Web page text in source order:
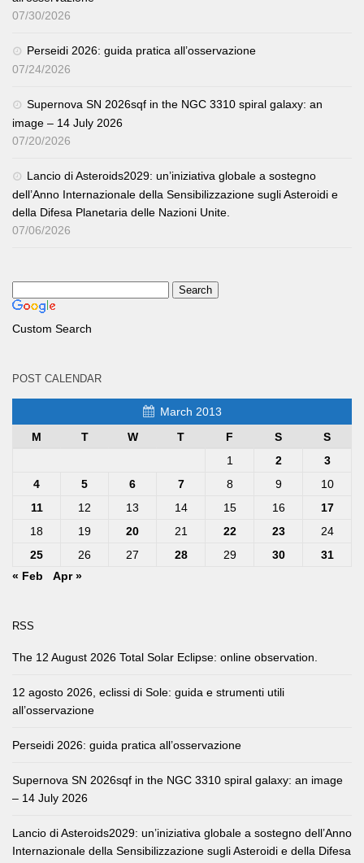
07/30/2026
Perseidi 2026: guida pratica all’osservazione
07/24/2026
Supernova SN 2026sqf in the NGC 3310 spiral galaxy: an
image – 14 July 2026
07/20/2026
Lancio di Asteroids2029: un’iniziativa globale a sostegno
dell’Anno Internazionale della Sensibilizzazione sugli Asteroidi e
della Difesa Planetaria delle Nazioni Unite.
07/06/2026
Custom Search
POST CALENDAR
March 2013
M
T W T F S
S
1
2
3
4
5 6 7 8 9
10
11
12 13 14 15 16
17
18
19 20 21 22 23
24
25
26 27 28 29 30
31
« Feb
Apr »
RSS
The 12 August 2026 Total Solar Eclipse: online observation.
12 agosto 2026, eclissi di Sole: guida e strumenti utili
all’osservazione
Perseidi 2026: guida pratica all’osservazione
Supernova SN 2026sqf in the NGC 3310 spiral galaxy: an image
– 14 July 2026
Lancio di Asteroids2029: un’iniziativa globale a sostegno dell’Anno
Internazionale della Sensibilizzazione sugli Asteroidi e della Difesa